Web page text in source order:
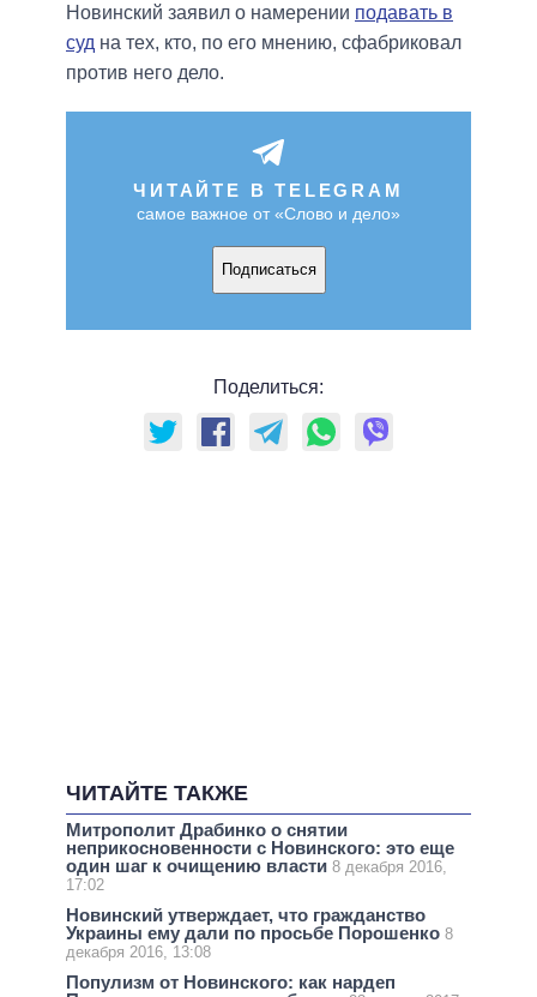
Новинский заявил о намерении подавать в
суд на тех, кто, по его мнению, сфабриковал
против него дело.
ЧИТАЙТЕ В TELEGRAM
самое важное от «Слово и дело»
Подписаться
Поделиться:
ЧИТАЙТЕ ТАКЖЕ
Митрополит Драбинко о снятии
неприкосновенности с Новинского: это еще
один шаг к очищению власти 8 декабря 2016,
17:02
Новинский утверждает, что гражданство
Украины ему дали по просьбе Порошенко 8
декабря 2016, 13:08
Популизм от Новинского: как нардеп